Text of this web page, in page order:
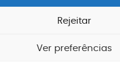
Rejeitar
Ver preferências
0001-04
os direitos reservados